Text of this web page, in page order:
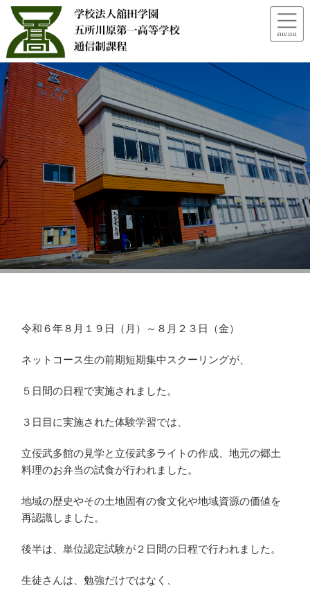
夏季ネットコース集中スクー
リング
令和６年８月１９日（月）～８月２３日（金）
ネットコース生の前期短期集中スクーリングが、
５日間の日程で実施されました。
３日目に実施された体験学習では、
立佞武多館の見学と立佞武多ライトの作成、地元の郷土
料理のお弁当の試食が行われました。
地域の歴史やその土地固有の食文化や地域資源の価値を
再認識しました。
後半は、単位認定試験が２日間の日程で行われました。
生徒さんは、勉強だけではなく、